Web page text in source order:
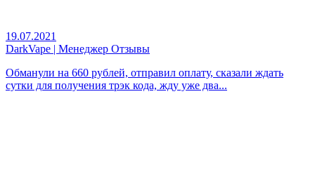
19.07.2021
DarkVape | Менеджер Отзывы
Обманули на 660 рублей, отправил оплату, сказали ждать
сутки для получения трэк кода, жду уже два...